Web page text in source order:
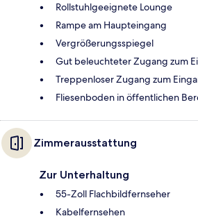
Rollstuhlgeeignete Lounge
Rampe am Haupteingang
Vergrößerungsspiegel
Gut beleuchteter Zugang zum
Treppenloser Zugang zum
Fliesenboden in öffentlichen
Zimmerausstattung
Zur Unterhaltung
55-Zoll Flachbildfernseher
Kabelfernsehen